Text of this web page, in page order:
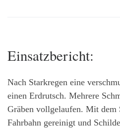
Einsatzbericht:
Nach Starkregen eine
einen Erdrutsch. Mehrere
Gräben vollgelaufen. Mit dem
Fahrbahn gereinigt und